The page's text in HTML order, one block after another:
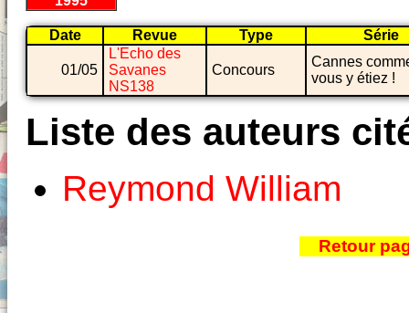
Date Revue Type Série
01/05
L'Echo des
Savanes
NS138
Concours
Cannes
vous y étiez !
Liste des auteurs
Reymond William
Retour